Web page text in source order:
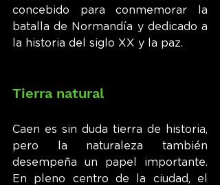
concebido para conmemorar la
batalla de Normandía y dedicado a
la historia del siglo XX y la paz.
Tierra natural
Caen es sin duda tierra de historia,
pero la naturaleza también
desempeña un papel importante.
En pleno centro de la ciudad, el